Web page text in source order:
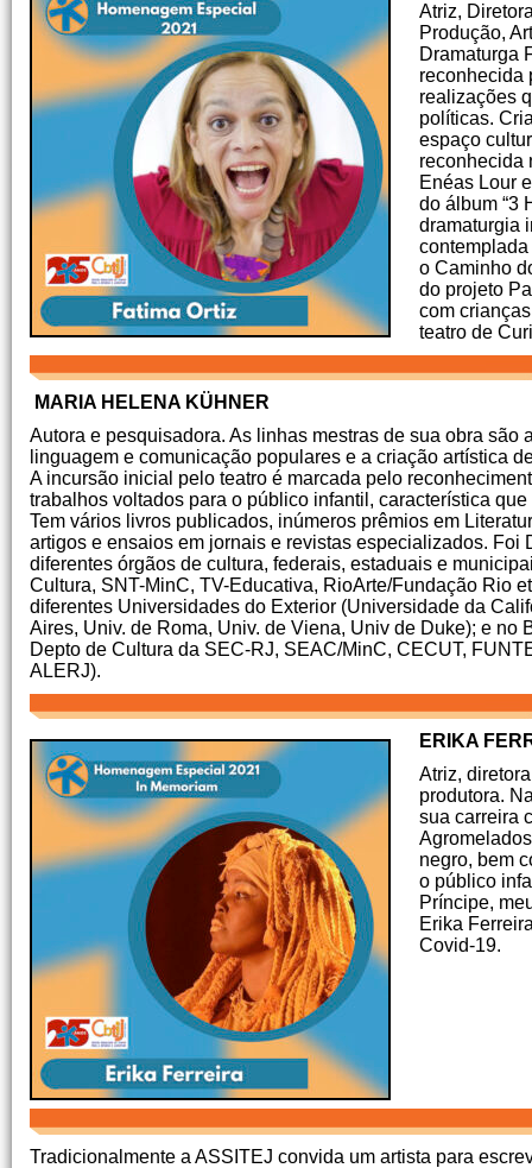
Atriz,
Produção,
Dramaturga
reconhecida
realizações
políticas.
espaço
reconhecida
Enéas Lour
do álbum “3
dramaturgia
o Caminho
do projeto
com
teatro de
MARIA HELENA KÜHNER
Autora e pesquisadora. As linhas mestras de sua obra são
linguagem e comunicação populares e a criação artística
A incursão inicial pelo teatro é marcada pelo
trabalhos voltados para o público infantil, característica
Tem vários livros publicados, inúmeros prêmios em
artigos e ensaios em jornais e revistas especializados. Foi
diferentes órgãos de cultura, federais, estaduais e
Cultura, SNT-MinC, TV-Educativa, RioArte/Fundação Rio
diferentes Universidades do Exterior (Universidade da
Aires, Univ. de Roma, Univ. de Viena, Univ de Duke); e no
Depto de Cultura da SEC-RJ, SEAC/MinC, CECUT,
ALERJ).
ERIKA
Atriz,
produtora.
sua carreira
negro, bem
o público
Príncipe,
Erika
Covid-19.
Tradicionalmente a ASSITEJ convida um artista para